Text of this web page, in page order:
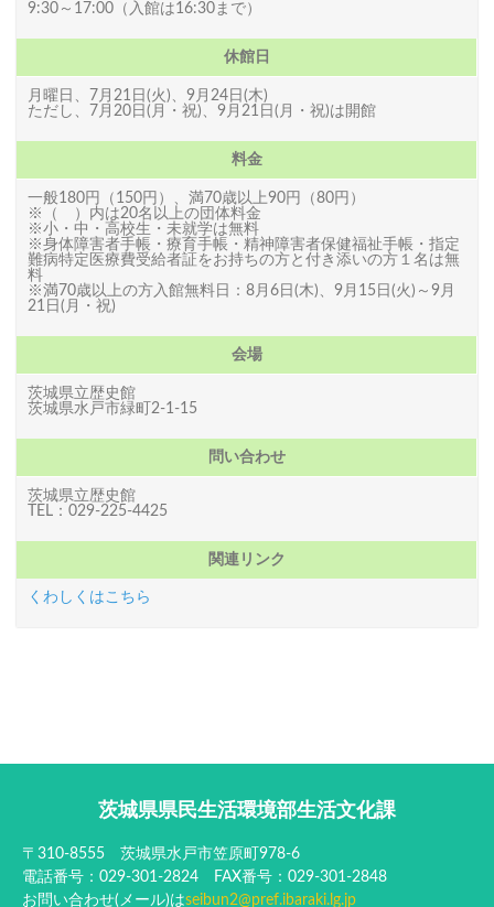
9:30～17:00（入館は16:30まで）
休館日
月曜日、7月21日(火)、9月24日(木)
ただし、7月20日(月・祝)、9月21日(月・祝)は開館
料金
一般180円（150円）、満70歳以上90円（80円）
※（ ）内は20名以上の団体料金
※小・中・高校生・未就学は無料
※身体障害者手帳・療育手帳・精神障害者保健福祉手帳・指定
難病特定医療費受給者証をお持ちの方と付き添いの方１名は無
料
※満70歳以上の方入館無料日：8月6日(木)、9月15日(火)～9月
21日(月・祝)
会場
茨城県立歴史館
茨城県水戸市緑町2-1-15
問い合わせ
茨城県立歴史館
TEL：029-225-4425
関連リンク
くわしくはこちら
茨城県県民生活環境部生活文化課
〒310-8555 茨城県水戸市笠原町978-6
電話番号：029-301-2824 FAX番号：029-301-2848
お問い合わせ(メール)はseibun2@pref.ibaraki.lg.jp